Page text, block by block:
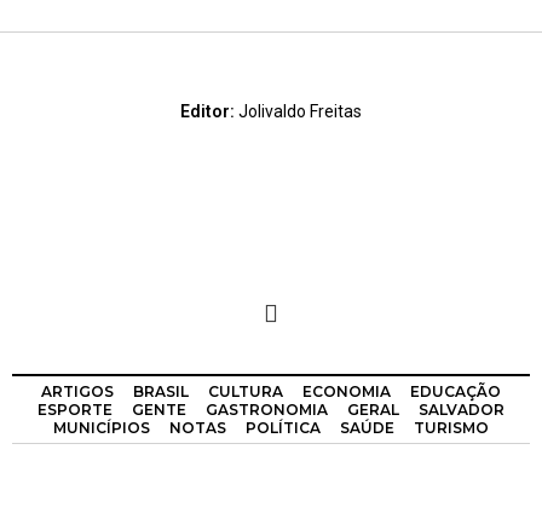
Editor: Jolivaldo Freitas
ARTIGOS BRASIL CULTURA ECONOMIA
EDUCAÇÃO
ESPORTE
GENTE GASTRONOMIA GERAL
SALVADOR
MUNICÍPIOS
NOTAS POLÍTICA SAÚDE TURISMO